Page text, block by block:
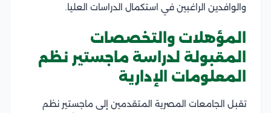
والوافدين الراغبين في استكمال الدراسات العليا.
المؤهلات والتخصصات
المقبولة لدراسة ماجستير نظم
المعلومات الإدارية
تقبل الجامعات المصرية المتقدمين إلى ماجستير نظم